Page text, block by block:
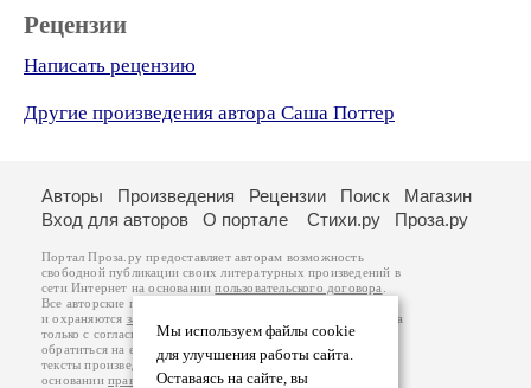
Рецензии
Написать рецензию
Другие произведения автора Саша Поттер
Мы используем файлы cookie
для улучшения работы сайта.
Оставаясь на сайте, вы
Авторы Произведения Рецензии Поиск
Магазин
Вход для авторов
О портале Стихи.ру Проза.ру
Портал Проза.ру предоставляет авторам возможность
свободной публикации своих литературных произведений в
сети Интернет на основаниипользовательского договора
Все авторские права на произведения принадлежат авторам
и охраняются законом
. Перепечатка произведений возможна
только с согласия его автора, к которому вы можете
обратиться на его авторской странице. Ответственность за
тексты произведений авторы несут самостоятельно на
основанииправил публикацииизаконодательства